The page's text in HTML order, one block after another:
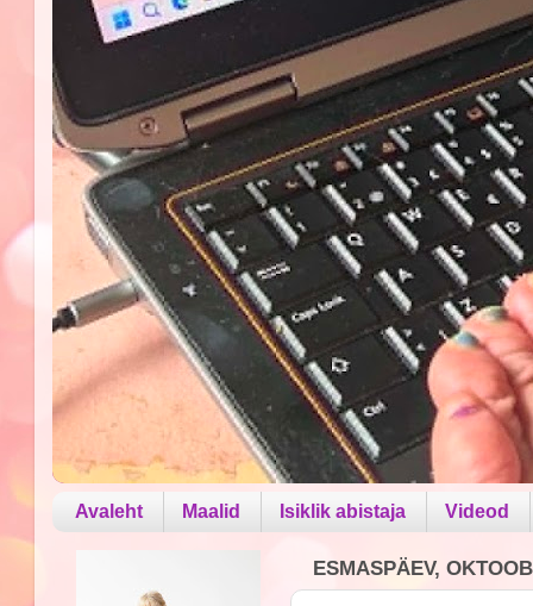
Avaleht Maalid Isiklik abistaja Videod
ESMASPÄEV,